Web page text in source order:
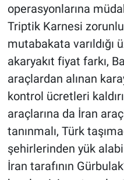
operasyonlarına
Triptik Karnesi
mutabakata
akaryakıt fiyat farkı,
araçlardan alınan
kontrol ücretleri
araçlarına da İran
tanınmalı, Türk
şehirlerinden yük
İran tarafının